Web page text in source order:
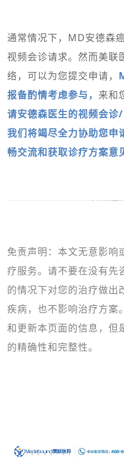
通常情况下，MD安德森
视频会诊请求。然而美联
络，可以为您提交申请，
报备酌情考虑参与， 来和
请安德森医生的视频会诊
我们将竭尽全力协助您申
畅交流和获取诊疗方案意
免责声明：本文无意影响
疗服务。请不要在没有先
的情况下对您的治疗做出
疾病，也不影响治疗方案
和更新本页面的信息，但
的精确性和完整性。